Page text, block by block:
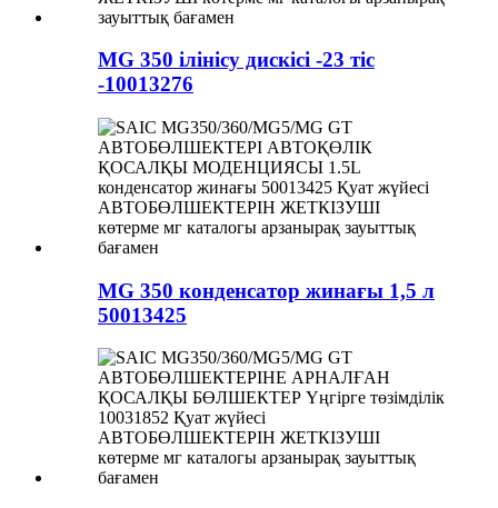
MG 350 ілінісу дискісі -23 тіс
-10013276
MG 350 конденсатор жинағы 1,5 л
50013425